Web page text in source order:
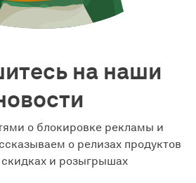
на наши
о блокировке рекламы и
о релизах продуктов
скидках и розыгрышах